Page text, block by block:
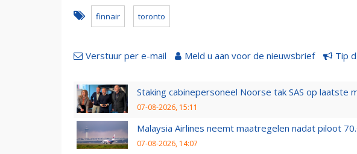
finnair toronto
Verstuur per e-mail Meld u aan voor de nieuwsbrief Tip
Staking cabinepersoneel Noorse tak SAS op laatste
07-08-2026, 15:11
Malaysia Airlines neemt maatregelen nadat piloot
07-08-2026, 14:07